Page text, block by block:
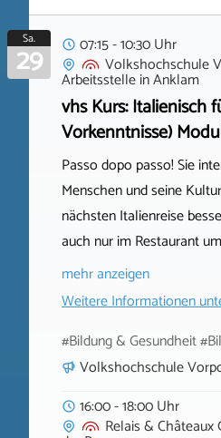
Sa.
29
07:15 - 10:30 Uhr
Volkshochschule
ArbeitsstelleinAnklam
vhs Kurs: Italienisch
Vorkenntnisse)
Passo dopo passo! Sie
Menschen und seine
nächsten Italienreise
auch nur im Restaurant
mehr anzeigen
Weitere Informationen
#Bildung & Gesundheit
Volkshochschule
16:00 - 18:00 Uhr
Relais &